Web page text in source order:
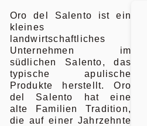
Oro del Salento ist ein
kleines
landwirtschaftliches
Unternehmen im
südlichen Salento, das
typische apulische
Produkte herstellt. Oro
del Salento hat eine
alte Familien Tradition,
die auf einer Jahrzehnte